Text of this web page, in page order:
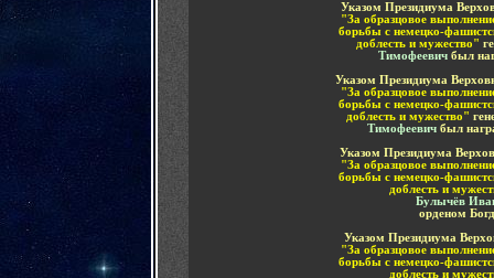
Указом Президиума
"За образцовое
борьбы с немецко-
доблесть и мужество"
Тимофеевич был
Указом Президиума
"За образцовое
борьбы с немецко-
доблесть и мужество"
Тимофеевич был
Указом Президиума
"За образцовое
борьбы с немецко-
доблесть и
Булычёв
орденом
Указом Президиума
"За образцовое
борьбы с немецко-
доблесть и